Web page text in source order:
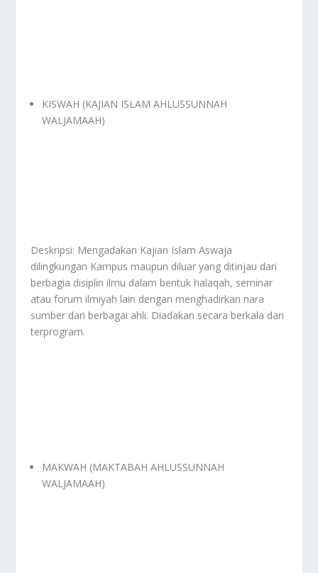
KISWAH (KAJIAN ISLAM AHLUSSUNNAH
WALJAMAAH)
Deskripsi: Mengadakan Kajian Islam Aswaja
dilingkungan Kampus maupun diluar yang ditinjau dari
berbagia disiplin ilmu dalam bentuk halaqah, seminar
atau forum ilmiyah lain dengan menghadirkan nara
sumber dari berbagai ahli. Diadakan secara berkala dan
terprogram.
MAKWAH (MAKTABAH AHLUSSUNNAH
WALJAMAAH)